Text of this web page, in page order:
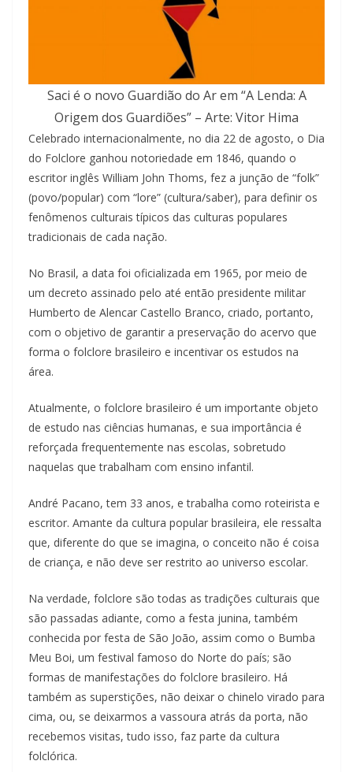
Saci é o novo Guardião do Ar em “A Lenda: A
Origem dos Guardiões” – Arte: Vitor Hima
Celebrado internacionalmente, no dia 22 de agosto, o Dia
do Folclore ganhou notoriedade em 1846, quando o
escritor inglês William John Thoms, fez a junção de “folk”
(povo/popular) com “lore” (cultura/saber), para definir os
fenômenos culturais típicos das culturas populares
tradicionais de cada nação.
No Brasil, a data foi oficializada em 1965, por meio de
um decreto assinado pelo até então presidente militar
Humberto de Alencar Castello Branco, criado, portanto,
com o objetivo de garantir a preservação do acervo que
forma o folclore brasileiro e incentivar os estudos na
área.
Atualmente, o folclore brasileiro é um importante objeto
de estudo nas ciências humanas, e sua importância é
reforçada frequentemente nas escolas, sobretudo
naquelas que trabalham com ensino infantil.
André Pacano, tem 33 anos, e trabalha como roteirista e
escritor. Amante da cultura popular brasileira, ele ressalta
que, diferente do que se imagina, o conceito não é coisa
de criança, e não deve ser restrito ao universo escolar.
Na verdade, folclore são todas as tradições culturais que
são passadas adiante, como a festa junina, também
conhecida por festa de São João, assim como o Bumba
Meu Boi, um festival famoso do Norte do país; são
formas de manifestações do folclore brasileiro. Há
também as superstições, não deixar o chinelo virado para
cima, ou, se deixarmos a vassoura atrás da porta, não
recebemos visitas, tudo isso, faz parte da cultura
folclórica.